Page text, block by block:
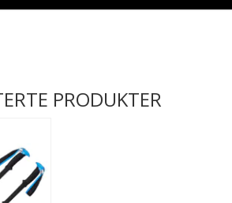
PRODUKTER